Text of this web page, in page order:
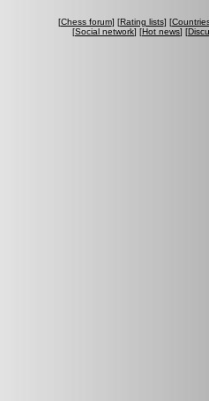
[Chess forum] [Rating lists] [
[Social network] [Hot news] [